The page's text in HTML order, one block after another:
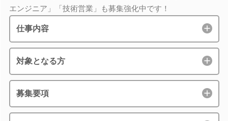
エンジニア」「技術営業」も募集強化中です！
仕事内容
対象となる方
募集要項